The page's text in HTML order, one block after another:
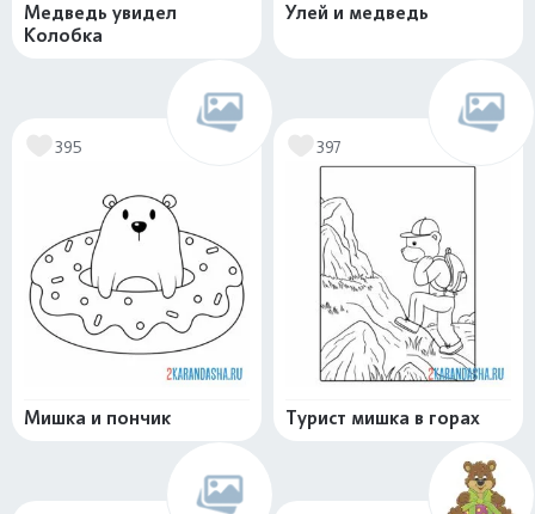
Медведь увидел
Колобка
Улей и медведь
395
Мишка и пончик
397
Турист мишка в горах